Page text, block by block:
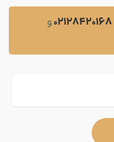
02128420168و